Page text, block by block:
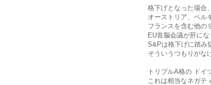
格下げとなった場合、
オーストリア、ベル
フランスを含む他の
EU首脳会議が肝に
S&Pは格下げに踏み
そういうつもりがな
トリプルA格の ド
これは相当なネガテ